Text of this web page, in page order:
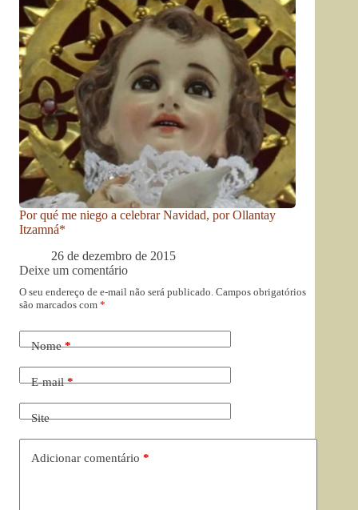
Por qué me niego a celebrar Navidad, por Ollantay
Itzamná*
26 de dezembro de 2015
Deixe um comentário
O seu endereço de e-mail não será publicado. Campos obrigatórios
são marcados com *
Nome*
E-mail*
Site
Adicionar comentário *